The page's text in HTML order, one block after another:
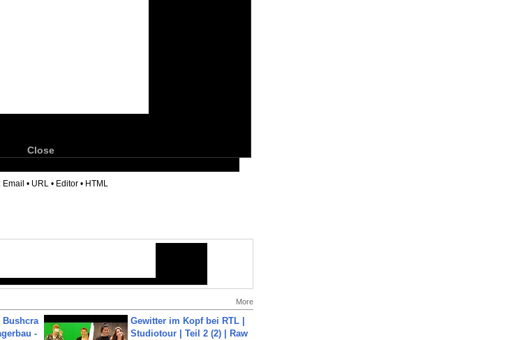
Close
Email • URL • Editor • HTML
More
Bushcra
-
Gewitter im Kopf bei RTL |
Studiotour | Teil 2 (2) | Raw